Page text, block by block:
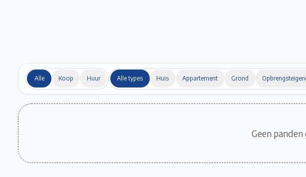
Alle Koop Huur Alle types Huis Appartement Grond
Geen